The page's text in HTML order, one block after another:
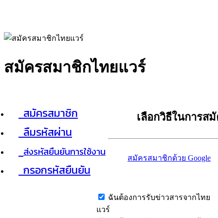
สมัครสมาชิกไทยแวร์
สมัครสมาชิก
ลืมรหัสผ่าน
ส่งรหัสยืนยันการใช้งาน
กรอกรหัสยืนยัน
เลือกวิธีในการส
สมัครสมาชิกด้วย Google
ฉันต้องการรับข่าวสารจากไทย
แวร์